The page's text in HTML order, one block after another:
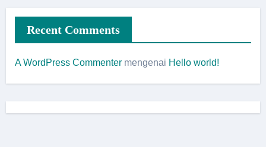
Recent Comments
A WordPress Commentermengenai Hello world!